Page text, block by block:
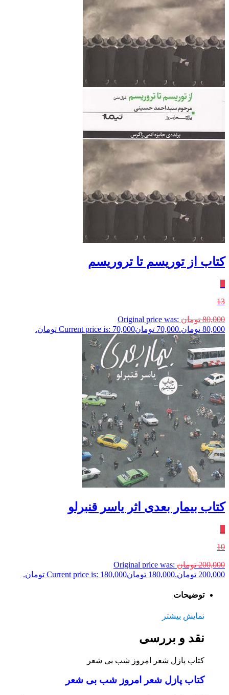
کتاب از توریسم تا تروریسم
13
80,000 تومان Original price was:
80,000 تومان.
70,000 تومانCurrent price is: 70,000 تومان.
کتاب بیمار بعدی اثر یاسر قنبرلو
10
200,000 تومان Original price was:
200,000 تومان.
180,000 تومانCurrent price is: 180,000 تومان.
توضیحات
نمایش بیشتر
نقد و بررسی
کتاب پازل شعر امروز شب بی شعر
کتاب پازل شعر امروز شب بی شعر